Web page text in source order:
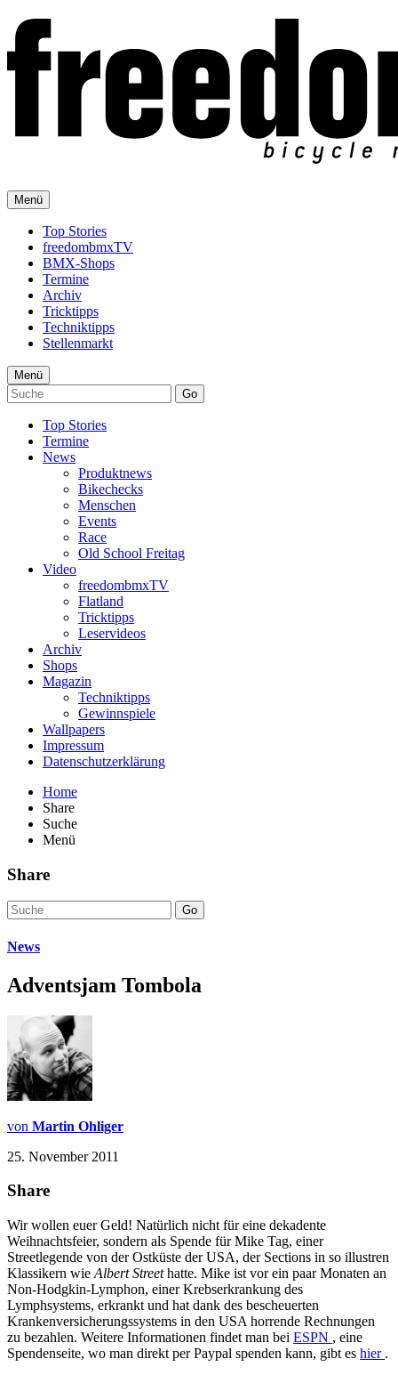
Menü
Top Stories
freedombmxTV
BMX-Shops
Termine
Archiv
Tricktipps
Techniktipps
Stellenmarkt
Menü
Go
Top Stories
Termine
News
Produktnews
Bikechecks
Menschen
Events
Race
Old School Freitag
Video
freedombmxTV
Flatland
Tricktipps
Leservideos
Archiv
Shops
Magazin
Techniktipps
Gewinnspiele
Wallpapers
Impressum
Datenschutzerklärung
Home
Share
Suche
Menü
Share
Go
News
Adventsjam Tombola
von Martin Ohliger
25. November 2011
Share
Wir wollen euer Geld! Natürlich nicht für eine dekadente
Weihnachtsfeier, sondern als Spende für Mike Tag, einer
Streetlegende von der Ostküste der USA, der Sections in so illustren
Klassikern wie Albert Streethatte. Mike ist vor ein paar Monaten an
Non-Hodgkin-Lymphon, einer Krebserkrankung des
Lymphsystems, erkrankt und hat dank des bescheuerten
Krankenversicherungssystems in den USA horrende Rechnungen
zu bezahlen. Weitere Informationen findet man bei ESPN , eine
Spendenseite, wo man direkt per Paypal spenden kann, gibt es hier .